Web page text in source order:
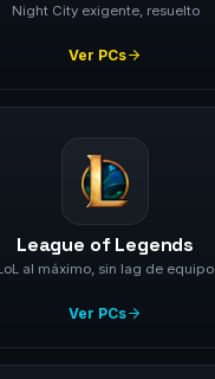
Night City exigente, resuelto
Ver PCs
League of Legends
al máximo, sin lag de equipo
Ver PCs